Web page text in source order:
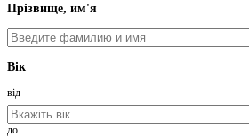
Прізвище, им'я
Вік
від
до